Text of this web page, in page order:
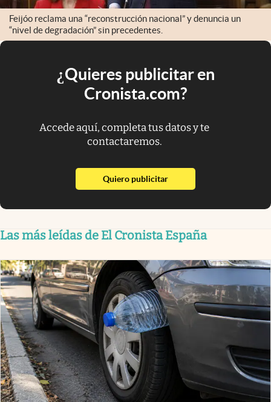
Feijóo reclama una “reconstrucción nacional” y denuncia un
“nivel de degradación” sin precedentes.
¿Quieres publicitar en
Cronista.com?
Accede aquí, completa tus datos y te
contactaremos.
Quiero publicitarabre en nueva pestaña
Las más leídas de El Cronista España